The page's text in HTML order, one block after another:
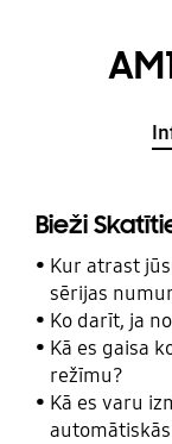
Bieži
Kur atrast
sērijas
Ko darīt, ja
Kā es gaisa
režīmu?
Kā es varu